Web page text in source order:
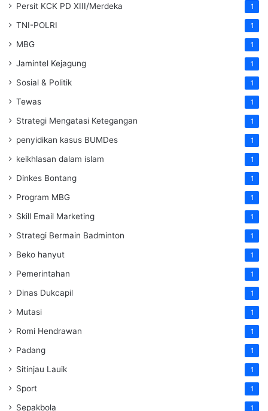
Persit KCK PD XIII/Merdeka 1
TNI-POLRI 1
MBG 1
Jamintel Kejagung 1
Sosial & Politik 1
Tewas 1
Strategi Mengatasi Ketegangan 1
penyidikan kasus BUMDes 1
keikhlasan dalam islam 1
Dinkes Bontang 1
Program MBG 1
Skill Email Marketing 1
Strategi Bermain Badminton 1
Beko hanyut 1
Pemerintahan 1
Dinas Dukcapil 1
Mutasi 1
Romi Hendrawan 1
Padang 1
Sitinjau Lauik 1
Sport 1
Sepakbola 1